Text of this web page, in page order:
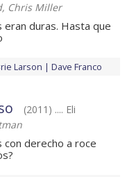
Chris Miller
eran duras. Hasta que
Larson Dave Franco
(2011) .... Eli
con derecho a roce